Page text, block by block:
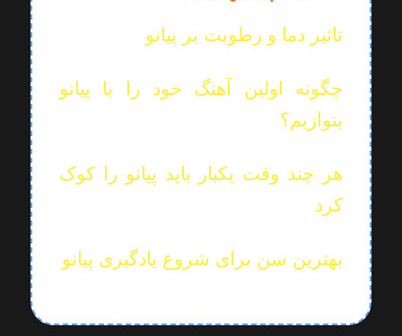
تاثیر دما و رطوبت بر پیانو
چگونه اولین آهنگ خود را با پیانو
بنوازیم؟
هر چند وقت یکبار باید پیانو را کوک
کرد
بهترین سن برای شروع یادگیری پیانو